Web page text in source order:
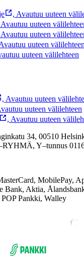
, Avautuu uuteen
Avautuu uuteen
Avautuu uuteen
uuteen
uuteen välilehteen
, Avautuu uuteen
uuteen välilehteen
, Avautuu uuteen
34, 00510
Y–tunnus
MobilePay,
Bank, Aktia,
Pankki, Walley